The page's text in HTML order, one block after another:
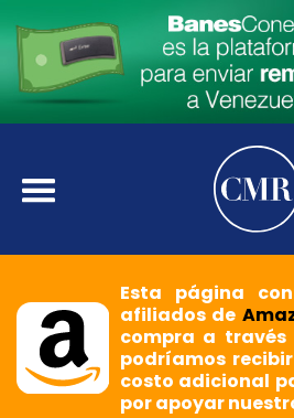
Esta página
afiliados de
compra a través
podríamos
costo adicional
por apoyar